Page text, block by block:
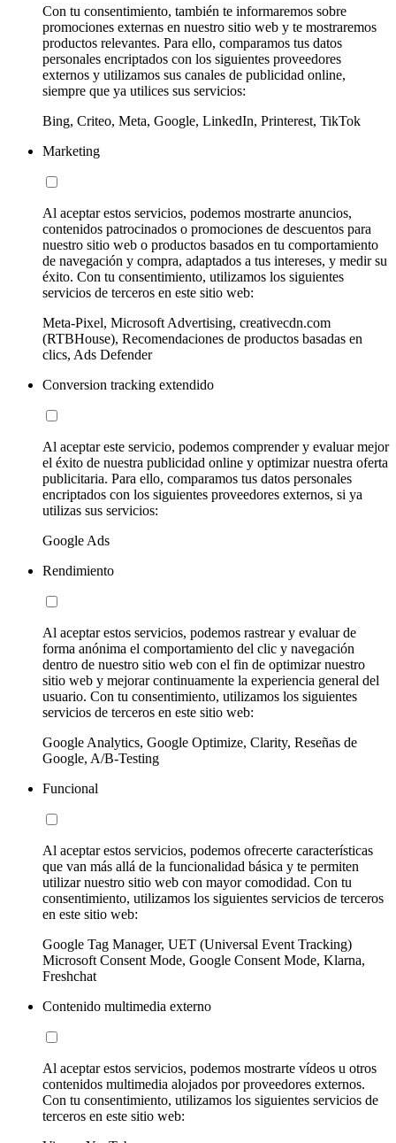
Con tu consentimiento, también te informaremos sobre
promociones externas en nuestro sitio web y te mostraremos
productos relevantes. Para ello, comparamos tus datos
personales encriptados con los siguientes proveedores
externos y utilizamos sus canales de publicidad online,
siempre que ya utilices sus servicios:
Bing, Criteo, Meta, Google, LinkedIn, Printerest, TikTok
Marketing
Al aceptar estos servicios, podemos mostrarte anuncios,
contenidos patrocinados o promociones de descuentos para
nuestro sitio web o productos basados en tu comportamiento
de navegación y compra, adaptados a tus intereses, y medir su
éxito. Con tu consentimiento, utilizamos los siguientes
servicios de terceros en este sitio web:
Meta-Pixel, Microsoft Advertising, creativecdn.com
(RTBHouse), Recomendaciones de productos basadas en
clics, Ads Defender
Conversion tracking extendido
Al aceptar este servicio, podemos comprender y evaluar mejor
el éxito de nuestra publicidad online y optimizar nuestra oferta
publicitaria. Para ello, comparamos tus datos personales
encriptados con los siguientes proveedores externos, si ya
utilizas sus servicios:
Google Ads
Rendimiento
Al aceptar estos servicios, podemos rastrear y evaluar de
forma anónima el comportamiento del clic y navegación
dentro de nuestro sitio web con el fin de optimizar nuestro
sitio web y mejorar continuamente la experiencia general del
usuario. Con tu consentimiento, utilizamos los siguientes
servicios de terceros en este sitio web:
Google Analytics, Google Optimize, Clarity, Reseñas de
Google, A/B-Testing
Funcional
Al aceptar estos servicios, podemos ofrecerte características
que van más allá de la funcionalidad básica y te permiten
utilizar nuestro sitio web con mayor comodidad. Con tu
consentimiento, utilizamos los siguientes servicios de terceros
en este sitio web:
Google Tag Manager, UET (Universal Event Tracking)
Microsoft Consent Mode, Google Consent Mode, Klarna,
Freshchat
Contenido multimedia externo
Al aceptar estos servicios, podemos mostrarte vídeos u otros
contenidos multimedia alojados por proveedores externos.
Con tu consentimiento, utilizamos los siguientes servicios de
terceros en este sitio web: